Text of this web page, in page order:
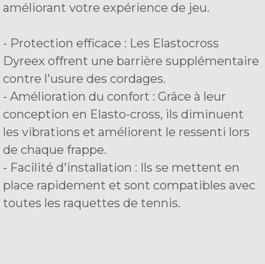
améliorant votre expérience de jeu.
- Protection efficace : Les Elastocross
Dyreex offrent une barrière supplémentaire
contre l'usure des cordages.
- Amélioration du confort : Grâce à leur
conception en Elasto-cross, ils diminuent
les vibrations et améliorent le ressenti lors
de chaque frappe.
- Facilité d'installation : Ils se mettent en
place rapidement et sont compatibles avec
toutes les raquettes de tennis.